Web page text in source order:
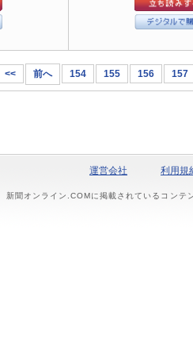
<< 前へ 154 155 156 157
運営会社 利用規
新聞オンライン.COMに掲載されているコンテ